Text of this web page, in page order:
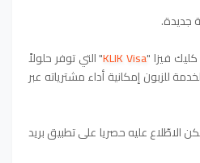
جديدة.
كليك فيزا "KLIK Visa" التي توفر حلولاً
للزبون إمكانية أداء مشترياته عبر
الاطّلاع عليه حصريا على تطبيق بريد